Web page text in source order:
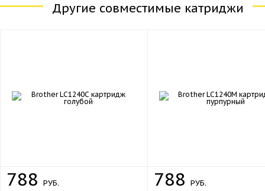
Другие совместимые катриджи
788 РУБ. 788 РУБ.